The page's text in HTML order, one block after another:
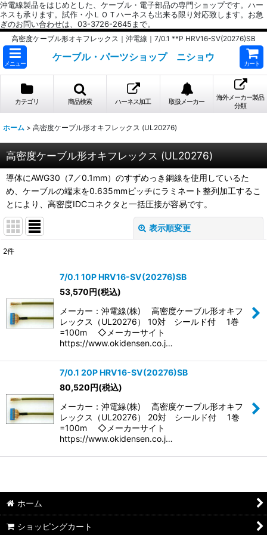
沖電線製品をはじめとした、ケーブル・電子部品の専門ショップです。ハー
ネスも承ります。試作・小ＬＯＴハーネスも出来る限り対応致します。お急
ぎのお問い合わせは、03-3726-2645まで。
高密度ケーブル形オキフレックス｜沖電線｜7/0.1 **P HRV16-SV(20276)SB
メニュー
ケーブル・パーツショップ ニショウ
カート
カテゴリ 商品検索 ハーネス加工 取扱メーカー
海外メーカー製品
分類
ホーム > 高密度ケーブル形オキフレックス (UL20276)
高密度ケーブル形オキフレックス (UL20276)
導体にAWG30（7／0.1mm）のすずめっき銅線を使用しているた
め、ケーブルの端末を0.635mmピッチにラミネート整列加工するこ
とにより、高密度IDCコネクタと一括圧接が容易です。
表示順変更
絞り込む
2件
7/0.1 10P HRV16-SV(20276)SB
53,570円(税込)
メーカー：沖電線(株) 高密度ケーブル形オキフ
レックス（UL20276） 10対 シールド付 1巻
=100m ◇メーカーサイト
https://www.okidensen.co.j…
7/0.1 20P HRV16-SV(20276)SB
80,520円(税込)
メーカー：沖電線(株) 高密度ケーブル形オキフ
レックス（UL20276） 20対 シールド付 1巻
=100m ◇メーカーサイト
https://www.okidensen.co.j…
ホーム
ショッピングカート